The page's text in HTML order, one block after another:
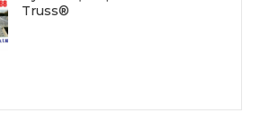
Truss®